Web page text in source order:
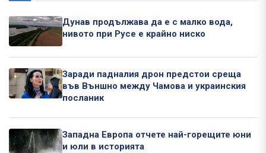
Дунав продължава да е с малко вода,
нивото при Русе е крайно ниско
Заради падналия дрон предстои среща
във Външно между Чамова и украинския
посланик
Западна Европа отчете най-горещите юни
и юли в историята